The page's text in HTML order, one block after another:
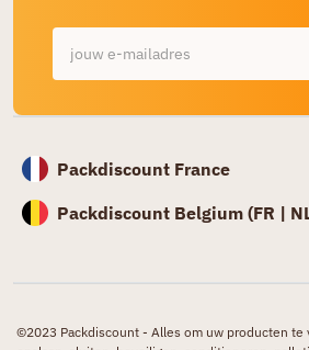
Packdiscount France
Packdiscount Belgium (FR |
©2023 Packdiscount - Alles om uw producten te